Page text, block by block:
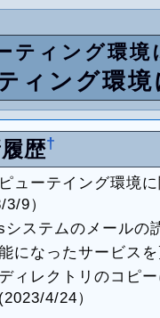
ティング環
ィング環
歴†
ューテイング環境
3/9）
システムのメール
になったサービス
ィレクトリのコピ
4/24）